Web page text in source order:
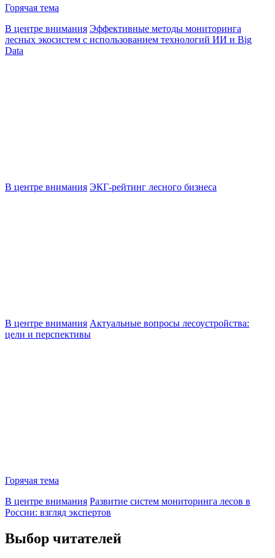
Горячая тема
В центре внимания Эффективные методы мониторинга
лесных экосистем с использованием технологий ИИ и Big
Data
В центре внимания ЭКГ-рейтинг лесного бизнеса
В центре внимания Актуальные вопросы лесоустройства:
цели и перспективы
Горячая тема
В центре внимания Развитие систем мониторинга лесов в
России: взгляд экспертов
Выбор читателей